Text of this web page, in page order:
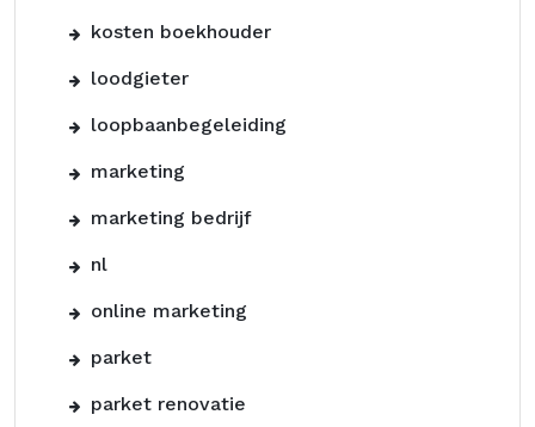
kosten boekhouder
loodgieter
loopbaanbegeleiding
marketing
marketing bedrijf
nl
online marketing
parket
parket renovatie